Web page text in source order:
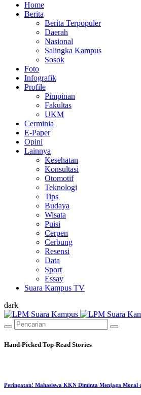
Home
Berita
Berita Terpopuler
Daerah
Nasional
Salingka Kampus
Sosok
Foto
Infografik
Profile
Pimpinan
Fakultas
UKM
Cerminia
E-Paper
Opini
Lainnya
Kesehatan
Konsultasi
Otomotif
Teknologi
Tips
Budaya
Wisata
Puisi
Cerpen
Cerbung
Resensi
Data
Sport
Essay
Suara Kampus TV
dark
Hand-Picked Top-Read Stories
Peringatan! Mahasiswa KKN Diminta Menjaga Moral